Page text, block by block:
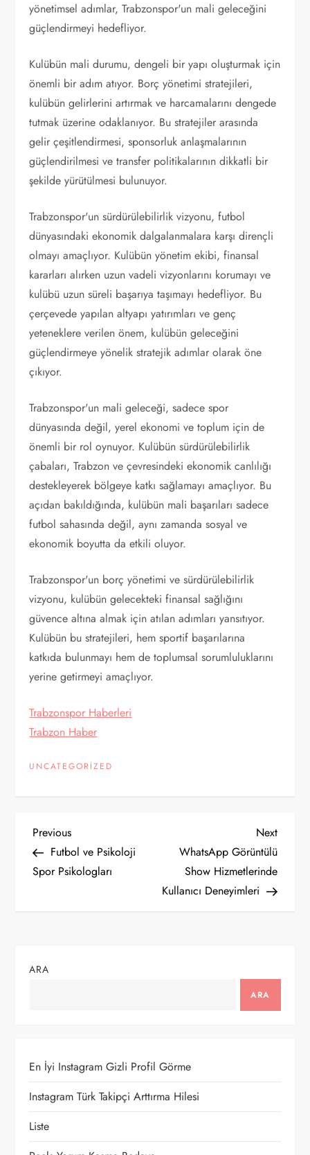
yönetimsel adımlar, Trabzonspor'un mali geleceğini
güçlendirmeyi hedefliyor.
Kulübün mali durumu, dengeli bir yapı oluşturmak için
önemli bir adım atıyor. Borç yönetimi stratejileri,
kulübün gelirlerini artırmak ve harcamalarını dengede
tutmak üzerine odaklanıyor. Bu stratejiler arasında
gelir çeşitlendirmesi, sponsorluk anlaşmalarının
güçlendirilmesi ve transfer politikalarının dikkatli bir
şekilde yürütülmesi bulunuyor.
Trabzonspor'un sürdürülebilirlik vizyonu, futbol
dünyasındaki ekonomik dalgalanmalara karşı dirençli
olmayı amaçlıyor. Kulübün yönetim ekibi, finansal
kararları alırken uzun vadeli vizyonlarını korumayı ve
kulübü uzun süreli başarıya taşımayı hedefliyor. Bu
çerçevede yapılan altyapı yatırımları ve genç
yeteneklere verilen önem, kulübün geleceğini
güçlendirmeye yönelik stratejik adımlar olarak öne
çıkıyor.
Trabzonspor'un mali geleceği, sadece spor
dünyasında değil, yerel ekonomi ve toplum için de
önemli bir rol oynuyor. Kulübün sürdürülebilirlik
çabaları, Trabzon ve çevresindeki ekonomik canlılığı
destekleyerek bölgeye katkı sağlamayı amaçlıyor. Bu
açıdan bakıldığında, kulübün mali başarıları sadece
futbol sahasında değil, aynı zamanda sosyal ve
ekonomik boyutta da etkili oluyor.
Trabzonspor'un borç yönetimi ve sürdürülebilirlik
vizyonu, kulübün gelecekteki finansal sağlığını
güvence altına almak için atılan adımları yansıtıyor.
Kulübün bu stratejileri, hem sportif başarılarına
katkıda bulunmayı hem de toplumsal sorumluluklarını
yerine getirmeyi amaçlıyor.
Trabzonspor Haberleri
Trabzon Haber
UNCATEGORIZED
Y
a
g
i
n
m
Previous
Post
Previous
Futbol ve Psikoloji
Spor Psikologları
Next
Post
Next
WhatsApp Görüntülü
Show Hizmetlerinde
Kullanıcı Deneyimleri
ARA
ARA
En İyi Instagram Gizli Profil Görme
Instagram Türk Takipçi Arttırma Hilesi
Liste